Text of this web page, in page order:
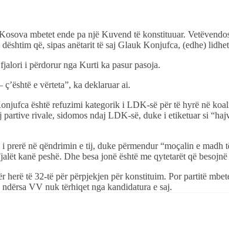
mbetet ende pa një Kuvend të konstituuar.
që, sipas anëtarit të saj Glauk Konjufca, (edhe)
i përdorur nga Kurti ka pasur pasoja.
e vërteta”, ka deklaruar ai.
është refuzimi kategorik i LDK-së për të hyrë në
rivale, sidomos ndaj LDK-së, duke i etiketuar si
në qëndrimin e tij, duke përmendur “moçalin e madh
kanë peshë. Dhe besa jonë është me qytetarët që
të 32-të për përpjekjen për konstituim. Por partitë
VV nuk tërhiqet nga kandidatura e saj.